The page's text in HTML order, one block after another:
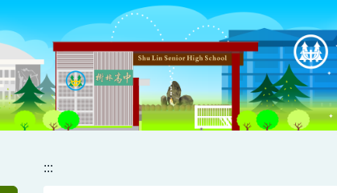
:::